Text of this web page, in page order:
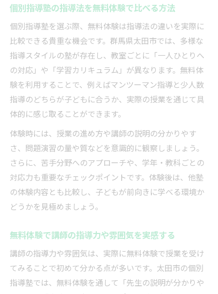
個別指導塾の指導法を無料体験で比べる方法
個別指導塾を選ぶ際、無料体験は指導法の違いを実際に
比較できる貴重な機会です。群馬県太田市では、多様な
指導スタイルの塾が存在し、教室ごとに「一人ひとりへ
の対応」や「学習カリキュラム」が異なります。無料体
験を利用することで、例えばマンツーマン指導と少人数
指導のどちらが子どもに合うか、実際の授業を通じて具
体的に感じ取ることができます。
体験時には、授業の進め方や講師の説明の分かりやす
さ、問題演習の量や質などを意識的に観察しましょう。
さらに、苦手分野へのアプローチや、学年・教科ごとの
対応力も重要なチェックポイントです。体験後は、他塾
の体験内容とも比較し、子どもが前向きに学べる環境か
どうかを見極めましょう。
無料体験で講師の指導力や雰囲気を実感する
講師の指導力や雰囲気は、実際に無料体験で授業を受け
てみることで初めて分かる点が多いです。太田市の個別
指導塾では、無料体験を通して「先生の説明が分かりや